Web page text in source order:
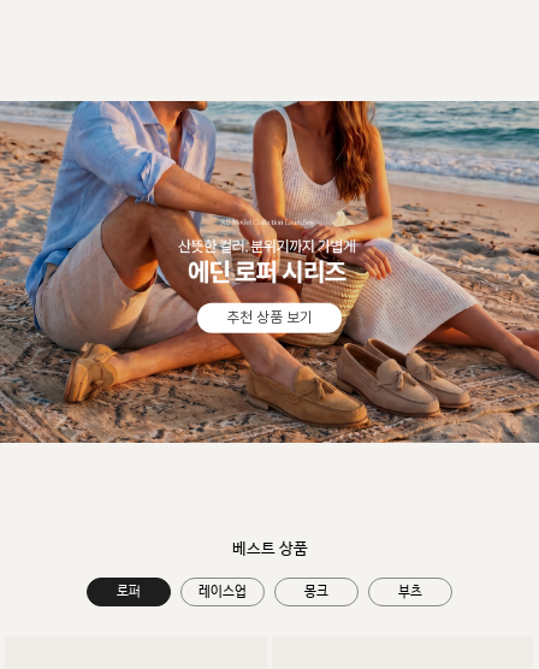
추천 상품 보기
베스트 상품
로퍼 레이스업 몽크 부츠